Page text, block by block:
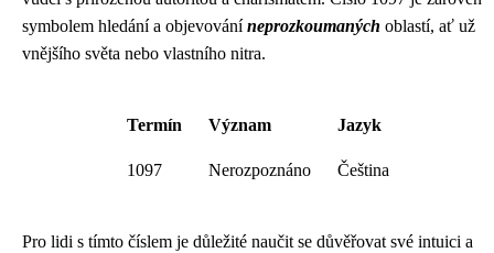
symbolem hledání a objevováníneprozkoumaných oblastí, ať už
vnějšího světa nebo vlastního nitra.
Termín Význam Jazyk
1097 Nerozpoznáno Čeština
Pro lidi s tímto číslem je důležité naučit se důvěřovat své intuici a